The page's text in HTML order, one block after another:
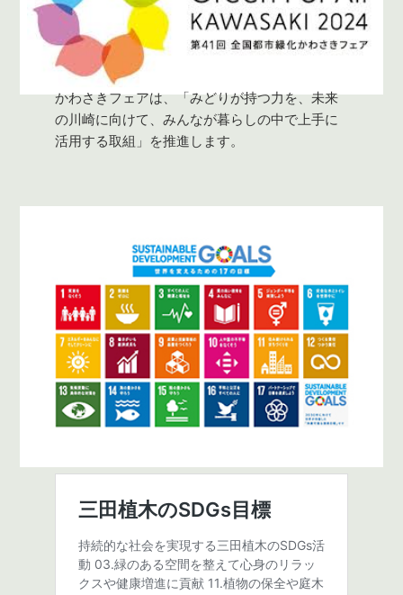
かわさきフェアは、「みどりが持つ力を、未来
の川崎に向けて、みんなが暮らしの中で上手に
活用する取組」を推進します。